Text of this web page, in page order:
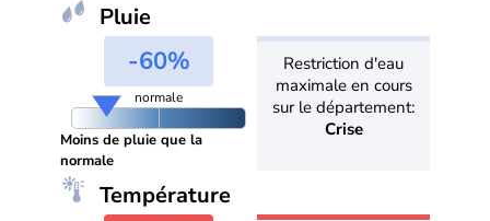
Pluie
-60%
normale
Moins de pluie que la
normale
Restriction d'eau
maximale en cours
sur le département:
Crise
Température